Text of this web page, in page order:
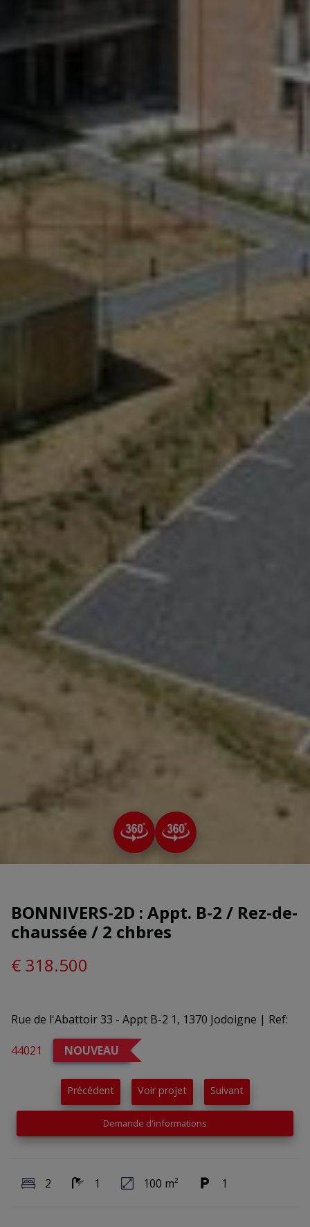
BONNIVERS-2D : Appt. B-2 / Rez-de-
chaussée / 2 chbres
€ 318.500
Rue de l'Abattoir 33 - Appt B-2 1, 1370 Jodoigne | Ref:
44021 NOUVEAU
Précédent Voir projet Suivant
Demande d'informations
2 1 100 m² 1